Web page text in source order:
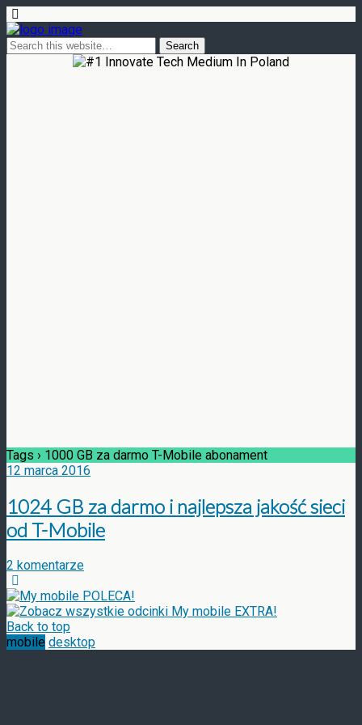
Tags › 1000 GB za darmo T-Mobile abonament
12 marca 2016
1024 GB za darmo i najlepsza jakość sieci
od T-Mobile
2 komentarze
Back to top
mobile desktop